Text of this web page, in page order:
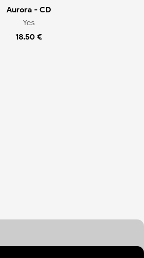
Aurora - CD
Yes
18.50 €